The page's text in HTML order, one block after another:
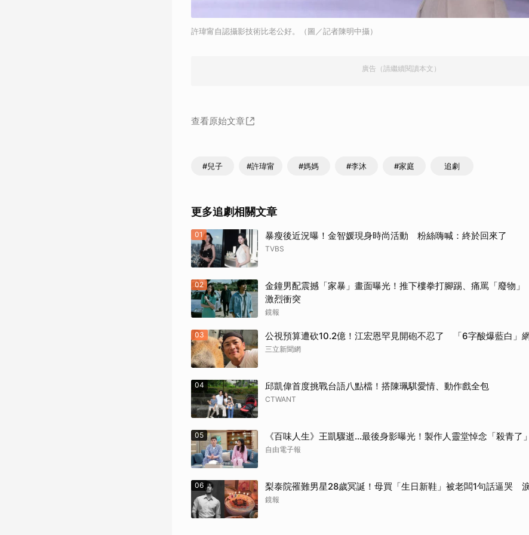
許瑋甯自認攝影技術比老公好。（圖／記者陳明中攝）
廣告（請繼續閱讀本文）
查看原始文章
#兒子 #許瑋甯 #媽媽 #李沐 #家庭 追劇
更多追劇相關文章
01 暴瘦後近況曝！金智媛現身時尚活動 粉絲嗨喊：終於回來了
TVBS
02
金鐘男配震撼「家暴」畫面曝光！推下樓拳打腳踢、痛罵「廢物
激烈衝突
鏡報
03 公視預算遭砍10.2億！江宏恩罕見開砲不忍了 「6字酸爆藍白」
三立新聞網
04 邱凱偉首度挑戰台語八點檔！搭陳珮騏愛情、動作戲全包
CTWANT
05 《百味人生》王凱驟逝…最後身影曝光！製作人靈堂悼念「殺青了
自由電子報
06 梨泰院罹難男星28歲冥誕！母買「生日新鞋」被老闆1句話逼哭
鏡報